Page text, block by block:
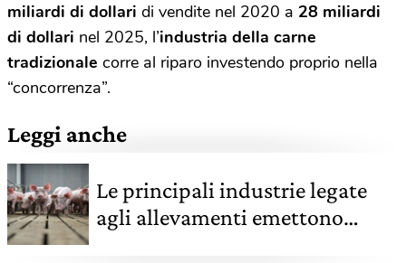
miliardi di dollari di vendite nel 2020 a 28 miliardi
di dollari nel 2025, l’industria della carne
tradizionale corre al riparo investendo proprio nella
“concorrenza”.
Leggi anche
Le principali industrie legate
agli allevamenti emettono